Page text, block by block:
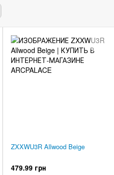
ZXXWU3R Allwood Beige
479.99 грн